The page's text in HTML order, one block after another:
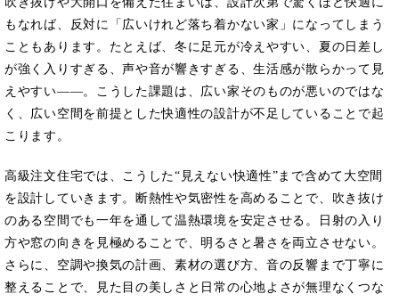
もなれば、反対に「広いけれど落ち着かない家」になってしまう
こともあります。たとえば、冬に足元が冷えやすい、夏の日差し
が強く入りすぎる、声や音が響きすぎる、生活感が散らかって見
えやすい――。こうした課題は、広い家そのものが悪いのではな
く、広い空間を前提とした快適性の設計が不足していることで起
こります。
高級注文住宅では、こうした“見えない快適性”まで含めて大空間
を設計していきます。断熱性や気密性を高めることで、吹き抜け
のある空間でも一年を通して温熱環境を安定させる。日射の入り
方や窓の向きを見極めることで、明るさと暑さを両立させない。
さらに、空調や換気の計画、素材の選び方、音の反響まで丁寧に
整えることで、見た目の美しさと日常の心地よさが無理なくつな